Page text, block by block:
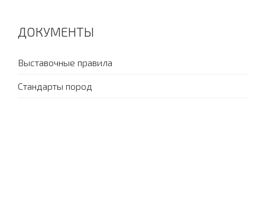
ДОКУМЕНТЫ
Выставочные правила
Стандарты пород